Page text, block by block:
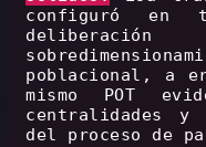
configuró
poblacional, a
mismo POT
centralidades y
del proceso de